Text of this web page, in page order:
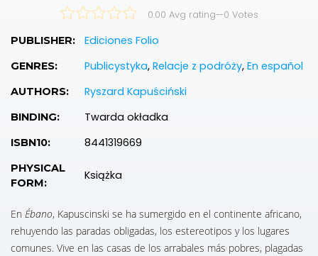
0.00 Avg rating—0 Votes
PUBLISHER: Ediciones Folio
GENRES: Publicystyka, Relacje z podróży, En español
AUTHORS: Ryszard Kapuściński
BINDING: Twarda okładka
ISBN10: 8441319669
PHYSICAL
FORM:
Książka
En Ébano, Kapuscinski se ha sumergido en el continente africano,
rehuyendo las paradas obligadas, los estereotipos y los lugares
comunes. Vive en las casas de los arrabales más pobres, plagadas